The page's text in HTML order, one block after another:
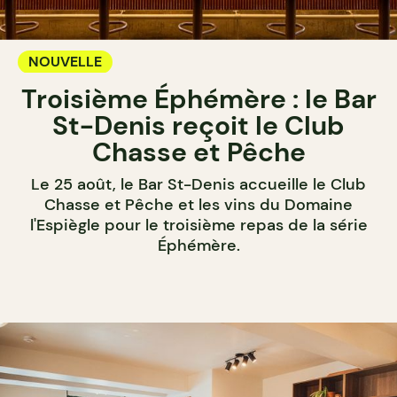
NOUVELLE
Troisième Éphémère : le Bar
St-Denis reçoit le Club
Chasse et Pêche
Le 25 août, le Bar St-Denis accueille le Club
Chasse et Pêche et les vins du Domaine
l'Espiègle pour le troisième repas de la série
Éphémère.